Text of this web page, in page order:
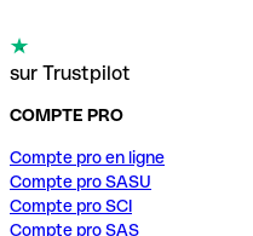
sur Trustpilot
COMPTE PRO
Compte pro en ligne
Compte pro SASU
Compte pro SCI
Compte pro SAS